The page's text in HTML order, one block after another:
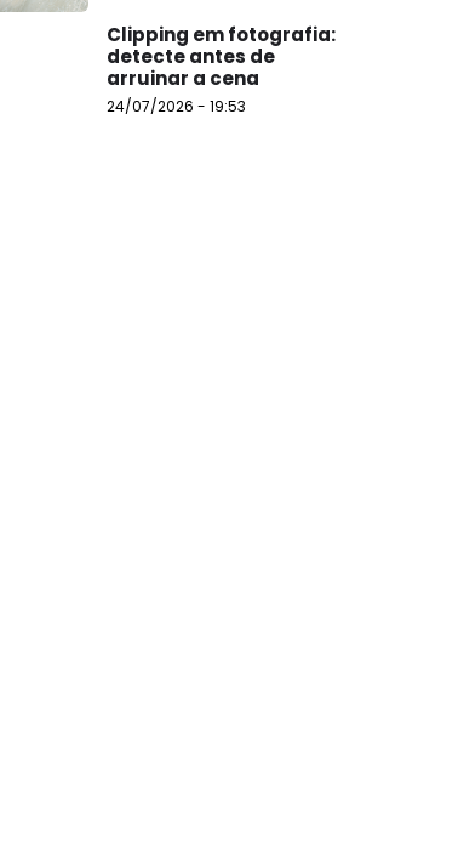
Clipping em fotografia:
detecte antes de
arruinar a cena
24/07/2026 - 19:53